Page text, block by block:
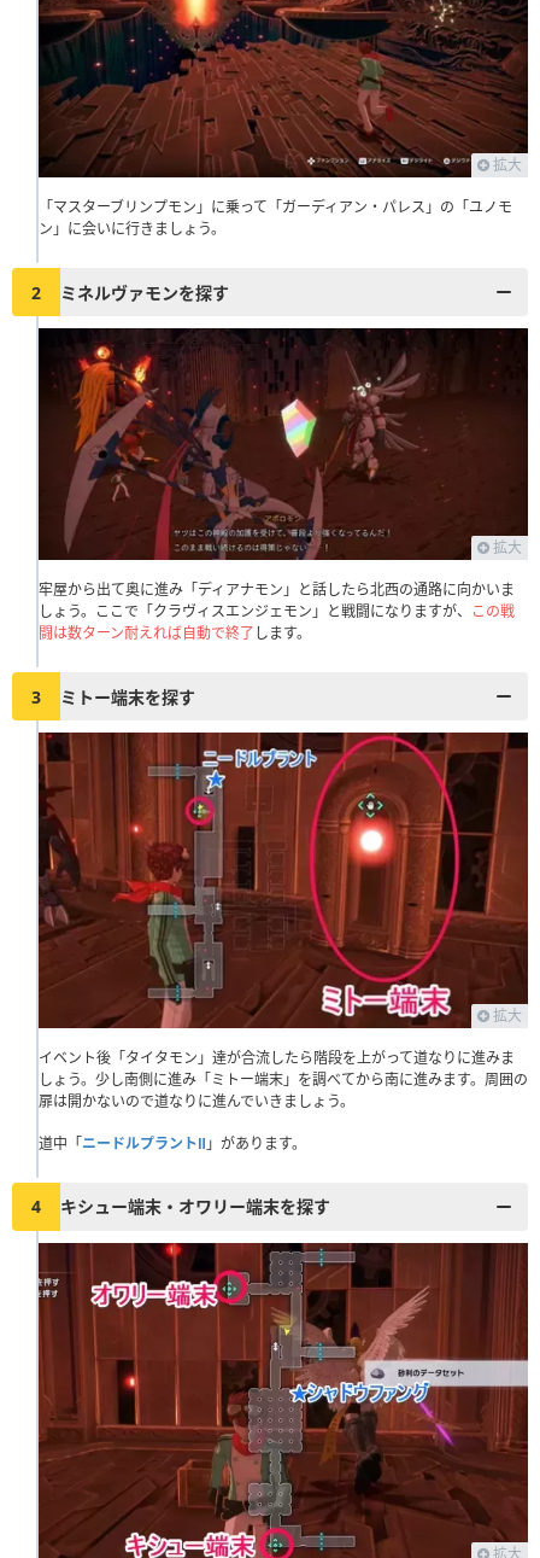
拡大
「マスターブリンプモン」に乗って「ガーディアン・パレス」の「ユノモ
ン」に会いに行きましょう。
2 ミネルヴァモンを探す
拡大
牢屋から出て奥に進み「ディアナモン」と話したら北西の通路に向かいま
しょう。ここで「クラヴィスエンジェモン」と戦闘になりますが、 この戦
闘は数ターン耐えれば自動で終了します。
3 ミトー端末を探す
拡大
イベント後「タイタモン」達が合流したら階段を上がって道なりに進みま
しょう。少し南側に進み「ミトー端末」を調べてから南に進みます。周囲の
扉は開かないので道なりに進んでいきましょう。
道中「ニードルプラントⅡ 」があります。
4 キシュー端末・オワリー端末を探す
拡大